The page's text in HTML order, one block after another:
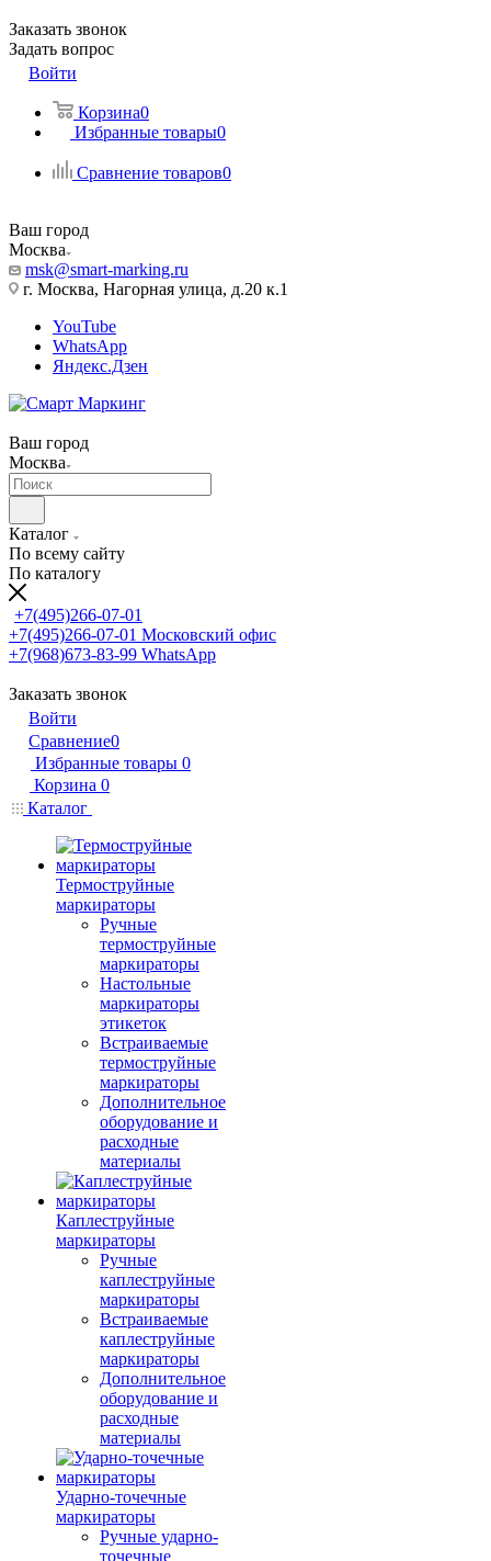
Заказать звонок
Задать вопрос
Войти
Корзина0
Избранные товары0
Сравнение товаров0
Ваш город
Москва
msk@smart-marking.ru
г. Москва, Нагорная улица, д.20 к.1
YouTube
WhatsApp
Яндекс.Дзен
Ваш город
Москва
Каталог
По всему сайту
По каталогу
+7(495)266-07-01
+7(495)266-07-01 Московский офис
+7(968)673-83-99 WhatsApp
Заказать звонок
Войти
Сравнение0
Избранные товары 0
Корзина 0
Каталог
Термоструйные
маркираторы
Ручные
термоструйные
маркираторы
Настольные
маркираторы
этикеток
Встраиваемые
термоструйные
маркираторы
Дополнительное
оборудование и
расходные
материалы
Каплеструйные
маркираторы
Ручные
каплеструйные
маркираторы
Встраиваемые
каплеструйные
маркираторы
Дополнительное
оборудование и
расходные
материалы
Ударно-точечные
маркираторы
Ручные ударно-
точечные